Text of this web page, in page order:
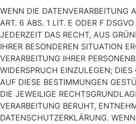
WENN DIE DATENVERARBEITUNG
ART. 6 ABS. 1 LIT. E ODER F
JEDERZEIT DAS RECHT, AUS
IHRER BESONDEREN SITUATION
VERARBEITUNG IHRER
WIDERSPRUCH EINZULEGEN;
AUF DIESE BESTIMMUNGEN
DIE JEWEILIGE
VERARBEITUNG BERUHT,
DATENSCHUTZERKLÄRUNG.